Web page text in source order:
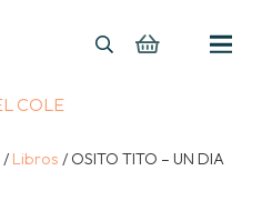
/ Libros / OSITO TITO – UN DIA